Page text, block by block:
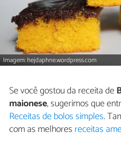
Imagem: hejdaphne.wordpress.com
Se você gostou da receita de
maionese, sugerimos que
Receitas de bolos simples.
com as melhores receitas